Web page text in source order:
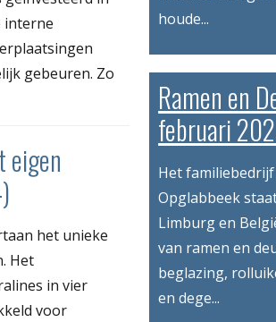
interne
gebeuren. Zo
eigen
het unieke
Het
in vier
voor
houde...
Ramen en
februari
Het
Opglabbeek
Limburg en
van ramen en
beglazing,
en dege...